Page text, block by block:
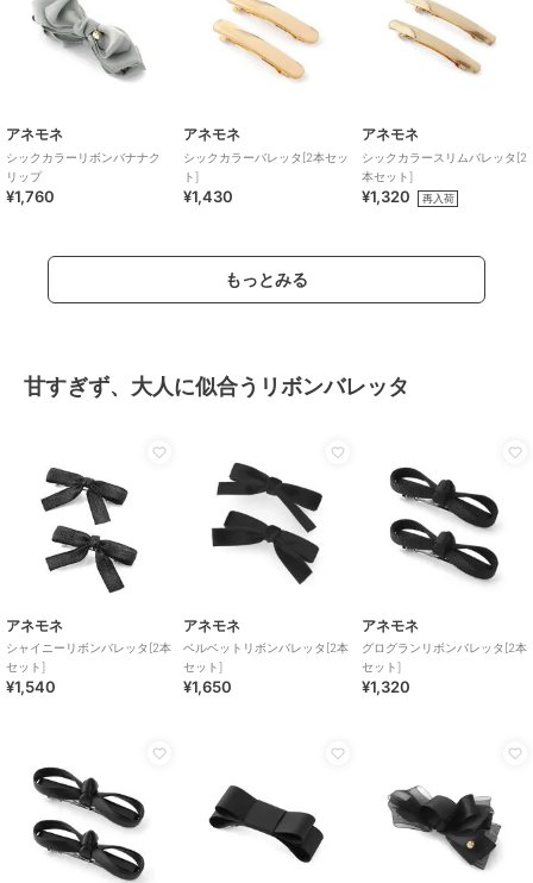
アネモネ
シックカラーリボンバナナク
リップ
¥1,760
アネモネ
シックカラーバレッタ[2本セッ
ト]
¥1,430
アネモネ
シックカラースリムバレッタ[2
本セット]
¥1,320 再入荷
もっとみる
甘すぎず、大人に似合うリボンバレッタ
アネモネ
シャイニーリボンバレッタ[2本
セット]
¥1,540
アネモネ
ベルベットリボンバレッタ[2本
セット]
¥1,650
アネモネ
グログランリボンバレッタ[2本
セット]
¥1,320